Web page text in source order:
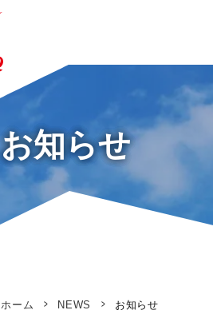
お知らせ
ホーム NEWS お知らせ